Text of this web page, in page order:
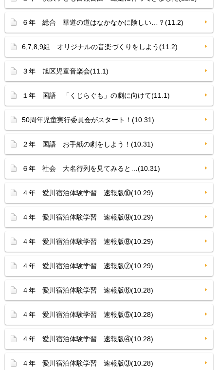
６年 総合 華道の道はなかなかに険しい…？(11.2)
6,7,8,9組 オリジナルの音楽づくりをしよう(11.2)
３年 旭区児童音楽会(11.1)
１年 国語 「くじらぐも」の劇に向けて(11.1)
50周年児童実行委員会がスタート！(10.31)
２年 国語 お手紙の劇をしよう！(10.31)
６年 社会 大名行列を見てみると…(10.31)
４年 愛川宿泊体験学習 速報版⑩(10.29)
４年 愛川宿泊体験学習 速報版⑨(10.29)
４年 愛川宿泊体験学習 速報版⑧(10.29)
４年 愛川宿泊体験学習 速報版⑦(10.29)
４年 愛川宿泊体験学習 速報版⑥(10.28)
４年 愛川宿泊体験学習 速報版⑤(10.28)
４年 愛川宿泊体験学習 速報版④(10.28)
４年 愛川宿泊体験学習 速報版③(10.28)